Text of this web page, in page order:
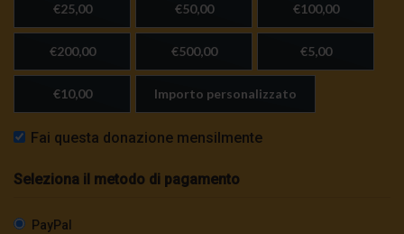
€25,00 €50,00 €100,00
€200,00 €500,00 €5,00
€10,00 Importo personalizzato
Fai questa donazione mensilmente
Seleziona il metodo di pagamento
PayPal